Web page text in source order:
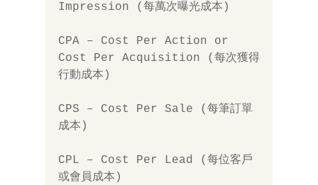
Impression (每萬次曝光成本)
CPA – Cost Per Action or
Cost Per Acquisition (每次獲得
行動成本)
CPS – Cost Per Sale (每筆訂單
成本)
CPL – Cost Per Lead (每位客戶
或會員成本)